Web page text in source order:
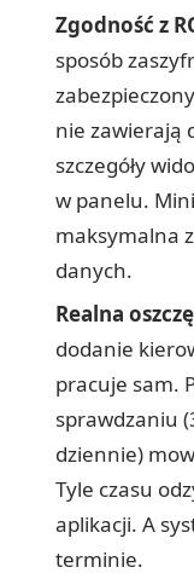
Zgodność z
sposób
nie zawierają
szczegóły
w panelu.
maksymalna
danych.
Realna
dodanie
pracuje sam.
sprawdzaniu
dziennie)
Tyle czasu
aplikacji. A
terminie.